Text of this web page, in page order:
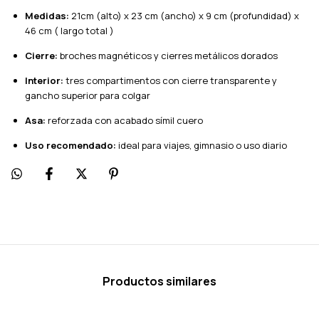
Medidas: 21cm (alto) x 23 cm (ancho) x 9 cm (profundidad) x
46 cm ( largo total )
Cierre: broches magnéticos y cierres metálicos dorados
Interior: tres compartimentos con cierre transparente y
gancho superior para colgar
Asa: reforzada con acabado símil cuero
Uso recomendado: ideal para viajes, gimnasio o uso diario
Productos similares